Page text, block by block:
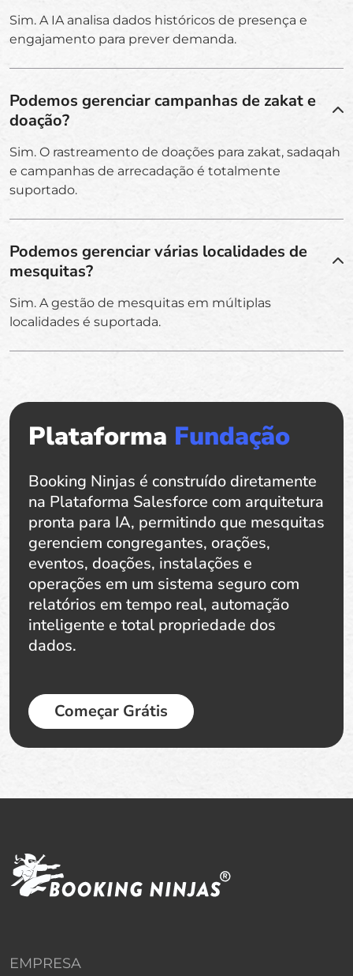
Sim. A IA analisa dados históricos de presença e
engajamento para prever demanda.
Podemos gerenciar campanhas de zakat e
doação?
Sim. O rastreamento de doações para zakat, sadaqah
e campanhas de arrecadação é totalmente
suportado.
Podemos gerenciar várias localidades de
mesquitas?
Sim. A gestão de mesquitas em múltiplas
localidades é suportada.
Plataforma Fundação
Booking Ninjas é construído diretamente
na Plataforma Salesforce com arquitetura
pronta para IA, permitindo que mesquitas
gerenciem congregantes, orações,
eventos, doações, instalações e
operações em um sistema seguro com
relatórios em tempo real, automação
inteligente e total propriedade dos
dados.
Começar Grátis
EMPRESA